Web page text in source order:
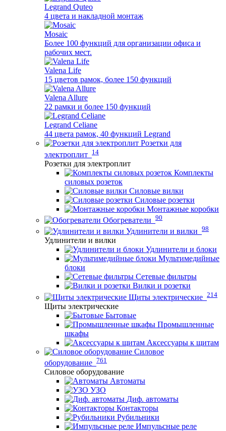
Legrand Quteo
4 цвета и накладной монтаж
Mosaic
Более 100 функций для организации офиса и
рабочих мест.
Valena Life
15 цветов рамок, более 150 функций
Valena Allure
22 рамки и более 150 функций
Legrand Celiane
44 цвета рамок, 40 функций Legrand
Розетки для
электроплит 14
Розетки для электроплит
Комплекты
силовых розеток
Силовые вилки
Силовые розетки
Монтажные коробки
Обогреватели 90
Удлинители и вилки 98
Удлинители и вилки
Удлинители и блоки
Мультимедийные
блоки
Сетевые фильтры
Вилки и розетки
Щиты электрические 214
Щиты электрические
Бытовые
Промышленные
шкафы
Аксессуары к щитам
Силовое
оборудование 761
Силовое оборудование
Автоматы
УЗО
Диф. автоматы
Контакторы
Рубильники
Импульсные реле